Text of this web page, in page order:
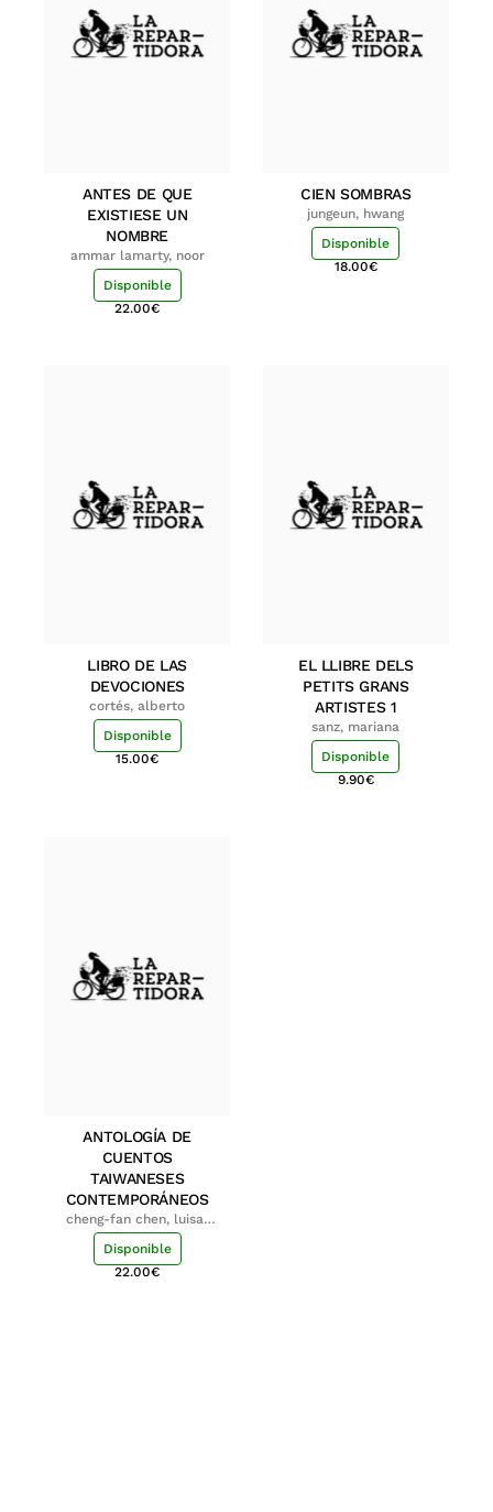
ANTES DE QUE
EXISTIESE UN
NOMBRE
ammar lamarty, noor
Disponible
22.00€
CIEN SOMBRAS
jungeun, hwang
Disponible
18.00€
LIBRO DE LAS
DEVOCIONES
cortés, alberto
Disponible
15.00€
EL LLIBRE DELS
PETITS GRANS
ARTISTES 1
sanz, mariana
Disponible
9.90€
ANTOLOGÍA DE
CUENTOS
TAIWANESES
CONTEMPORÁNEOS
cheng-fan chen, luisa;
shu-ying chang, luisa
Disponible
22.00€